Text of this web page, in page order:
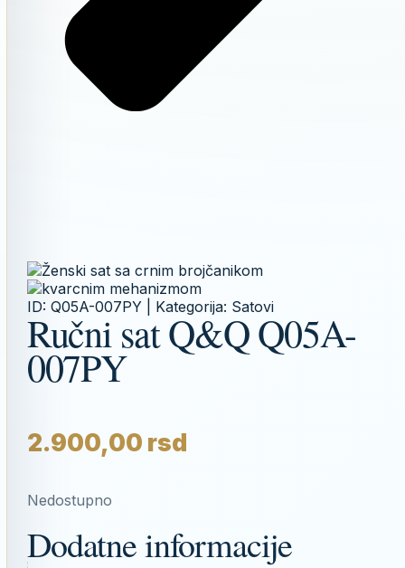
ID: Q05A-007PY | Kategorija: Satovi
Ručni sat Q&Q Q05A-
007PY
2.900,00 rsd
Nedostupno
Dodatne informacije